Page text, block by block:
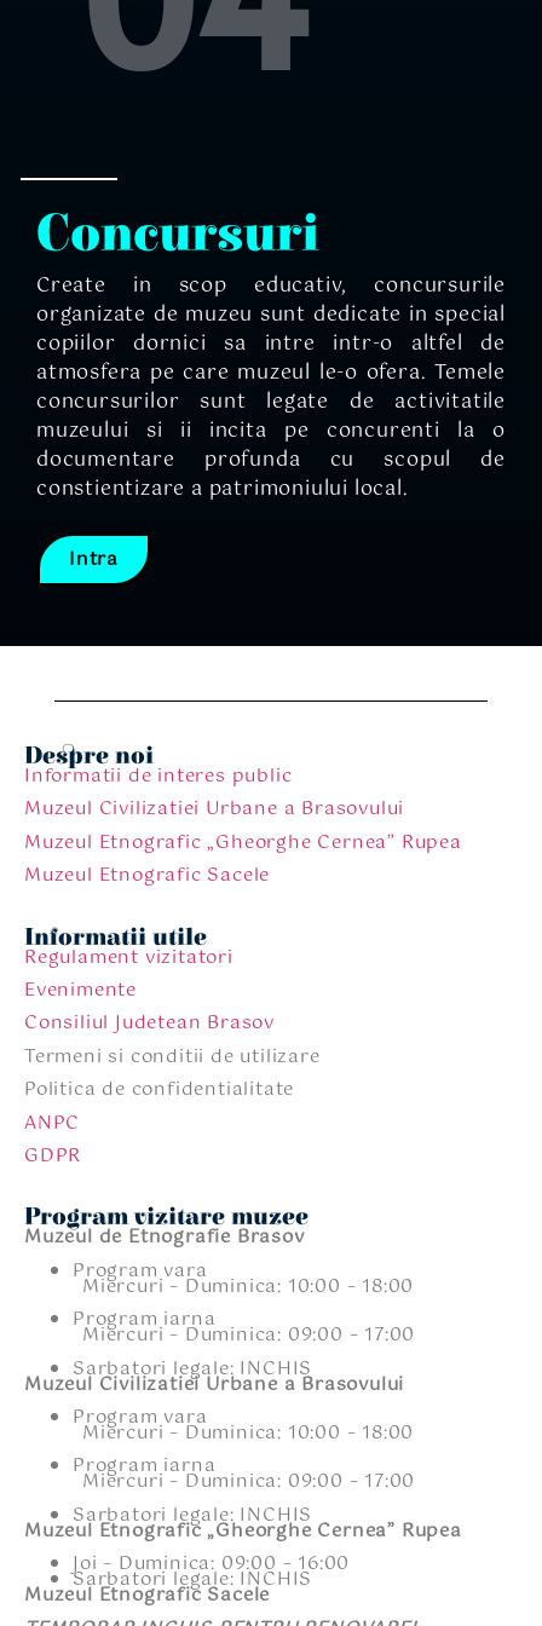
Concursuri
Create in scop educativ, concursurile
organizate de muzeu sunt dedicate in special
copiilor dornici sa intre intr-o altfel de
atmosfera pe care muzeul le-o ofera. Temele
concursurilor sunt legate de activitatile
muzeului si ii incita pe concurenti la o
documentare profunda cu scopul de
constientizare a patrimoniului local.
Intra
Despre noi
Informatii de interes public
Muzeul Civilizatiei Urbane a Brasovului
Muzeul Etnografic „Gheorghe Cernea” Rupea
Muzeul Etnografic Sacele
Informatii utile
Regulament vizitatori
Evenimente
Consiliul Judetean Brasov
Termeni si conditii de utilizare
Politica de confidentialitate
ANPC
GDPR
Program vizitare muzee
Muzeul de Etnografie Brasov
Program vara
Miercuri – Duminica: 10:00 – 18:00
Program iarna
Miercuri – Duminica: 09:00 – 17:00
Sarbatori legale: INCHIS
Muzeul Civilizatiei Urbane a Brasovului
Program vara
Miercuri – Duminica: 10:00 – 18:00
Program iarna
Miercuri – Duminica: 09:00 – 17:00
Sarbatori legale: INCHIS
Muzeul Etnografic „Gheorghe Cernea” Rupea
Joi – Duminica: 09:00 – 16:00
Sarbatori legale: INCHIS
Muzeul Etnografic Sacele